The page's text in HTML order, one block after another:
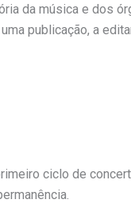
da música e dos
publicação, a
ciclo de